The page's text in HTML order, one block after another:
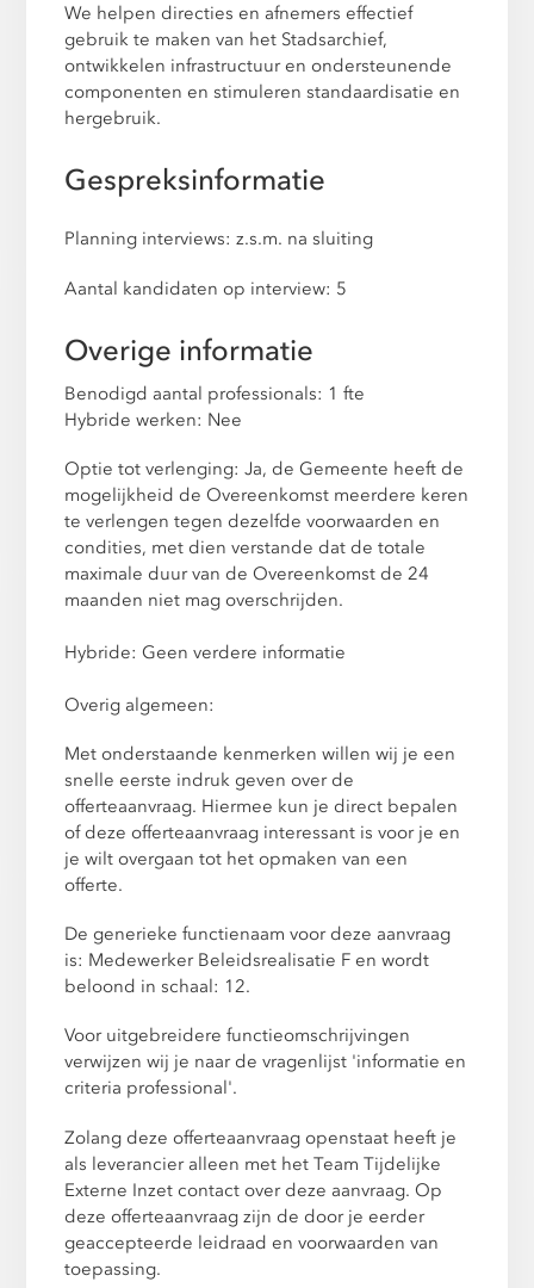
We helpen directies en afnemers effectief
gebruik te maken van het Stadsarchief,
ontwikkelen infrastructuur en ondersteunende
componenten en stimuleren standaardisatie en
hergebruik.
Gespreksinformatie
Planning interviews: z.s.m. na sluiting
Aantal kandidaten op interview: 5
Overige informatie
Benodigd aantal professionals: 1 fte
Hybride werken: Nee
Optie tot verlenging: Ja, de Gemeente heeft de
mogelijkheid de Overeenkomst meerdere keren
te verlengen tegen dezelfde voorwaarden en
condities, met dien verstande dat de totale
maximale duur van de Overeenkomst de 24
maanden niet mag overschrijden.
Hybride: Geen verdere informatie
Overig algemeen:
Met onderstaande kenmerken willen wij je een
snelle eerste indruk geven over de
offerteaanvraag. Hiermee kun je direct bepalen
of deze offerteaanvraag interessant is voor je en
je wilt overgaan tot het opmaken van een
offerte.
De generieke functienaam voor deze aanvraag
is: Medewerker Beleidsrealisatie F en wordt
beloond in schaal: 12.
Voor uitgebreidere functieomschrijvingen
verwijzen wij je naar de vragenlijst 'informatie en
criteria professional'.
Zolang deze offerteaanvraag openstaat heeft je
als leverancier alleen met het Team Tijdelijke
Externe Inzet contact over deze aanvraag. Op
deze offerteaanvraag zijn de door je eerder
geaccepteerde leidraad en voorwaarden van
toepassing.